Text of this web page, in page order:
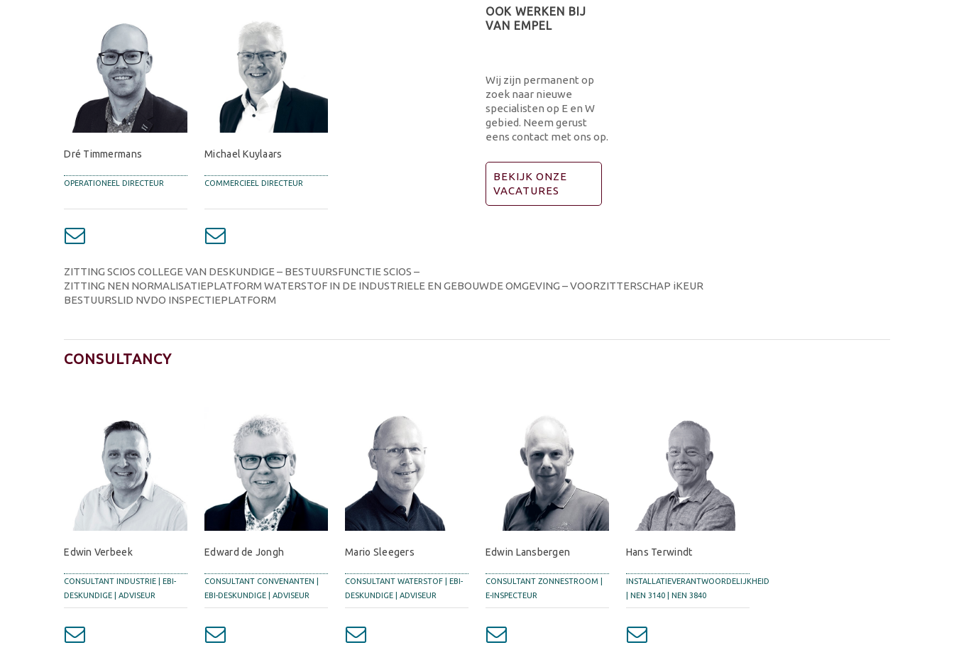
Dré Timmermans
OPERATIONEEL DIRECTEUR
Michael Kuylaars
COMMERCIEEL DIRECTEUR
OOK WERKEN BIJ
VAN EMPEL
Wij zijn permanent op
zoek naar nieuwe
specialisten op E en W
gebied. Neem gerust
eens contact met ons op.
BEKIJK ONZE
VACATURES
ZITTING SCIOS COLLEGE VAN DESKUNDIGE – BESTUURSFUNCTIE SCIOS –
ZITTING NEN NORMALISATIEPLATFORM WATERSTOF IN DE INDUSTRIELE EN GEBOUWDE OMGEVING – VOORZITTERSCHAP iKEUR
BESTUURSLID NVDO INSPECTIEPLATFORM
CONSULTANCY
Edwin Verbeek
CONSULTANT INDUSTRIE | EBI-
DESKUNDIGE | ADVISEUR
Edward de Jongh
CONSULTANT CONVENANTEN |
EBI-DESKUNDIGE | ADVISEUR
Mario Sleegers
CONSULTANT WATERSTOF | EBI-
DESKUNDIGE | ADVISEUR
Edwin Lansbergen
CONSULTANT ZONNESTROOM |
E-INSPECTEUR
Hans Terwindt
INSTALLATIEVERANTWOORDELIJKHEID
| NEN 3140 | NEN 3840